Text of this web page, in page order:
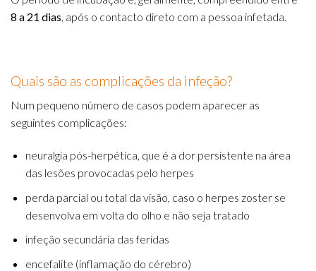
8 a 21 dias, após o contacto direto com a pessoa infetada.
Quais são as complicações da infeção?
Num pequeno número de casos podem aparecer as
seguintes complicações:
neuralgia pós-herpética, que é a dor persistente na área
das lesões provocadas pelo herpes
perda parcial ou total da visão, caso o herpes zoster se
desenvolva em volta do olho e não seja tratado
infeção secundária das feridas
encefalite (inflamação do cérebro)